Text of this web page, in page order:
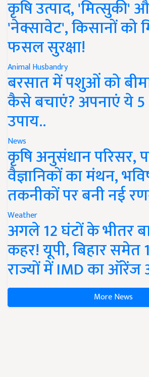
कृषि उत्पाद, 'मित्सुकी'
'नेक्सावेट', किसानों को
फसल सुरक्षा!
Animal Husbandry
बरसात में पशुओं को
कैसे बचाएं? अपनाएं ये
उपाय..
News
कृषि अनुसंधान परिसर,
वैज्ञानिकों का मंथन,
तकनीकों पर बनी नई
Weather
अगले 12 घंटों के भीतर
कहर! यूपी, बिहार समेत
राज्यों में IMD का ऑरेंज
More News